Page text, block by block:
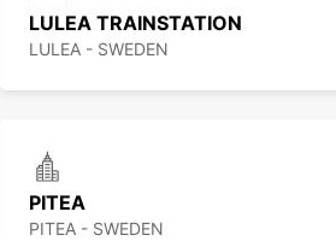
LULEA TRAINSTATION
LULEA - SWEDEN
PITEA
PITEA - SWEDEN